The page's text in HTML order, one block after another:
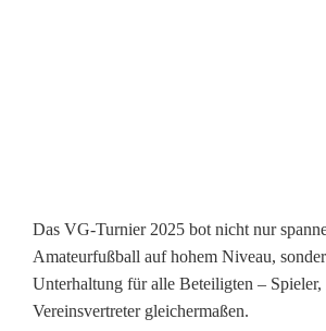
t
d
a
Das VG-Turnier 2025 bot nicht nur
Amateurfußball auf hohem Niveau,
Unterhaltung für alle Beteiligten – Spieler,
Vereinsvertreter gleichermaßen.